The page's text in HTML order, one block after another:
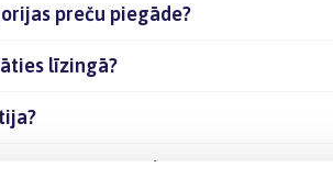
preču piegāde?
līzingā?
sev piemērotāko preci?